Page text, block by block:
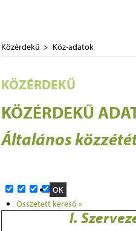
Közérdekű Köz-adatok
KÖZÉRDEKŰ
KÖZÉRDEKŰ
Általános
Összetett kereső »
I.